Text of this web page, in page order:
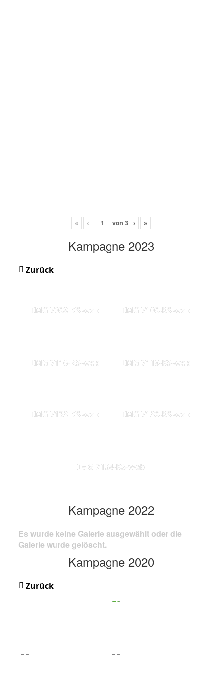
« ‹ von 3 › »
Kampagne 2023
Zurück
IMG 7098-KS-web IMG 7109-KS-web
IMG 7116-KS-web IMG 7119-KS-web
IMG 7123-KS-web IMG 7130-KS-web
IMG 7134-KS-web
Kampagne 2022
Es wurde keine Galerie ausgewählt oder die
Galerie wurde gelöscht.
Kampagne 2020
Zurück